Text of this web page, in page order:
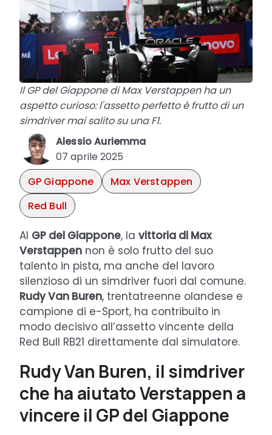
Il GP del Giappone di Max Verstappen ha un
aspetto curioso: l'assetto perfetto è frutto di un
simdriver mai salito su una F1.
Alessio Auriemma
07 aprile 2025
GP Giappone
Max Verstappen
Red Bull
Al GP del Giappone, la vittoria di Max
Verstappen non è solo frutto del suo
talento in pista, ma anche del lavoro
silenzioso di un simdriver fuori dal comune.
Rudy Van Buren, trentatreenne olandese e
campione di e-Sport, ha contribuito in
modo decisivo all’assetto vincente della
Red Bull RB21 direttamente dal simulatore.
Rudy Van Buren, il simdriver
che ha aiutato Verstappen a
vincere il GP del Giappone